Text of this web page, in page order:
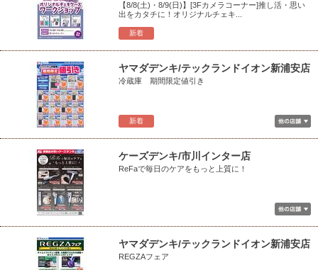
新着
【8/8(土)・8/9(日)】[3Fカメラコーナー]推し活・思い
出をカタチに！オリジナルチェキ...
新着
ヤマダデンキ/テックランドイオン新浦安店
冷蔵庫 期間限定値引き
ケーズデンキ/市川インター店
ReFaで毎日のケアをもっと上質に！
ヤマダデンキ/テックランドイオン新浦安店
REGZAフェア